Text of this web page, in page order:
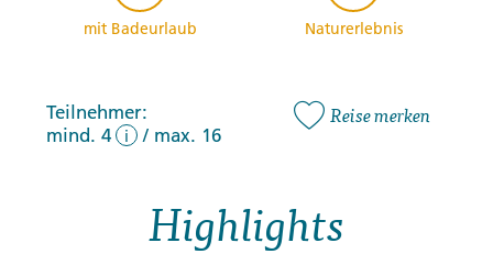
mit Badeurlaub Naturerlebnis
Teilnehmer:
mind. 4
i / max. 16
Reise merken
Highlights